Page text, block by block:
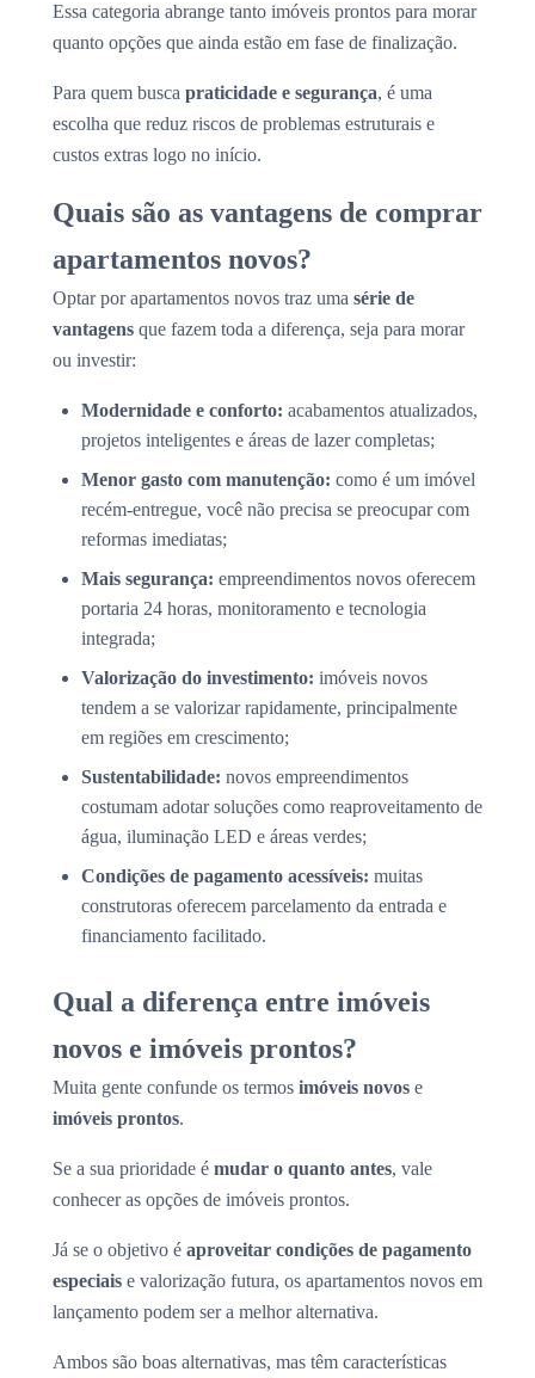
Essa categoria abrange tanto imóveis prontos para morar
quanto opções que ainda estão em fase de finalização.
Para quem busca praticidade e segurança, é uma
escolha que reduz riscos de problemas estruturais e
custos extras logo no início.
Quais são as vantagens de comprar
apartamentos novos?
Optar por apartamentos novos traz uma série de
vantagens que fazem toda a diferença, seja para morar
ou investir:
Modernidade e conforto: acabamentos atualizados,
projetos inteligentes e áreas de lazer completas;
Menor gasto com manutenção: como é um imóvel
recém-entregue, você não precisa se preocupar com
reformas imediatas;
Mais segurança: empreendimentos novos oferecem
portaria 24 horas, monitoramento e tecnologia
integrada;
Valorização do investimento: imóveis novos
tendem a se valorizar rapidamente, principalmente
em regiões em crescimento;
Sustentabilidade: novos empreendimentos
costumam adotar soluções como reaproveitamento de
água, iluminação LED e áreas verdes;
Condições de pagamento acessíveis: muitas
construtoras oferecem parcelamento da entrada e
financiamento facilitado.
Qual a diferença entre imóveis
novos e imóveis prontos?
Muita gente confunde os termos imóveis novos e
imóveis prontos.
Se a sua prioridade é mudar o quanto antes, vale
conhecer as opções de imóveis prontos.
Já se o objetivo é aproveitar condições de pagamento
especiais e valorização futura, os apartamentos novos em
lançamento podem ser a melhor alternativa.
Ambos são boas alternativas, mas têm características